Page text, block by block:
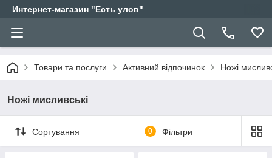
Интернет-магазин "Есть улов"
Товари та послуги Активний відпочинок Ножі
Ножі мисливські
Сортування 0 Фільтри